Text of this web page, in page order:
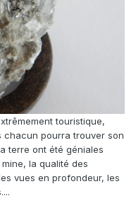
touristique,
pourra trouver son
terre ont été géniales
la qualité des
vues en profondeur, les